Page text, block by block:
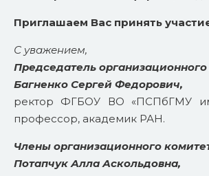
Приглашаем Вас принять
С уважением,
Председатель
Багненко Сергей Федорович,
ректор ФГБОУ ВО «ПСПбГМУ
профессор, академик РАН.
Члены организационного
Потапчук Алла Аскольдовна,